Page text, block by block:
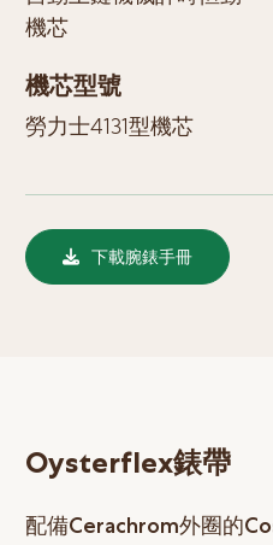
機芯
機芯型號
勞力士4131型機芯
下載腕錶手冊
Oysterflex錶帶
配備Cerachrom外圈的